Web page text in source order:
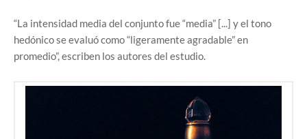
“La intensidad media del conjunto fue “media” [...] y el tono
hedónico se evaluó como “ligeramente agradable” en
promedio”, escriben los autores del estudio.